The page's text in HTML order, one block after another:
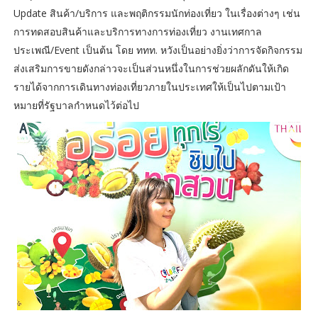
Update สินค้า/บริการ และพฤติกรรมนักท่องเที่ยว ในเรื่องต่างๆ เช่น
การทดสอบสินค้าและบริการทางการท่องเที่ยว งานเทศกาล
ประเพณี/Event เป็นต้น โดย ททท. หวังเป็นอย่างยิ่งว่าการจัดกิจกรรม
ส่งเสริมการขายดังกล่าวจะเป็นส่วนหนึ่งในการช่วยผลักดันให้เกิด
รายได้จากการเดินทางท่องเที่ยวภายในประเทศให้เป็นไปตามเป้า
หมายที่รัฐบาลกำหนดไว้ต่อไป